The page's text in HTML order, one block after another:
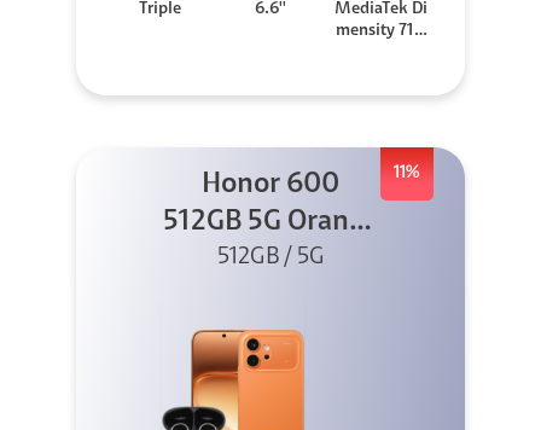
Triple
6.6''
MediaTek Di
mensity 710
11%
Honor 600
512GB 5G Orange
+ Clip 2
512GB / 5G